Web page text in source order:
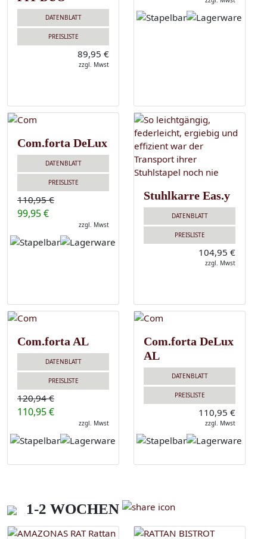
DATENBLATT
PREISLISTE
89,95 €
zzgl. Mwst
Com.forta DeLux
DATENBLATT
PREISLISTE
110,95 €
99,95 €
zzgl. Mwst
Stuhlkarre Eas.y
DATENBLATT
PREISLISTE
104,95 €
zzgl. Mwst
Com.forta AL
DATENBLATT
PREISLISTE
120,94 €
110,95 €
zzgl. Mwst
Com.forta DeLux
AL
DATENBLATT
PREISLISTE
110,95 €
zzgl. Mwst
1-2 WOCHEN